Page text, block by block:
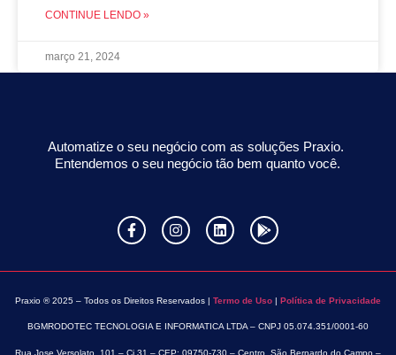
CONTINUE LENDO »
março 21, 2024
Automatize o seu negócio com as soluções Praxio.
Entendemos o seu negócio tão bem quanto você.
Praxio ® 2025 – Todos os Direitos Reservados | Termo de Uso | Política de Privacidade
BGMRODOTEC TECNOLOGIA E INFORMATICA LTDA – CNPJ 05.074.351/0001-60
Rua Jose Versolato, 101 – Cj 31 – CEP: 09750-730 – Centro, São Bernardo do Campo –